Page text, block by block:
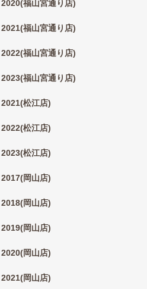
2020(福山宮通り店)
2021(福山宮通り店)
2022(福山宮通り店)
2023(福山宮通り店)
2021(松江店)
2022(松江店)
2023(松江店)
2017(岡山店)
2018(岡山店)
2019(岡山店)
2020(岡山店)
2021(岡山店)